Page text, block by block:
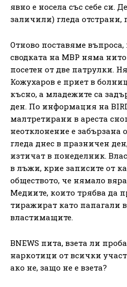
явно е носела със себе си.
заличили) гледа отстрани,
Отново поставяме
сводката на МВР няма
посетен от две патрулки.
Кожухаров е приет в
късно, а младежите са
ден. По информация на
малтретирани в ареста
неотклонение е забързана
гледа днес в празничен
изтичат в понеделник.
в лъжи, крие записите от
обществото, че нямало
Медиите, които трябва да
тиражират като папагали
властимащите.
BNEWS пита, взета ли
наркотици от всички
ако не, защо не е взета?